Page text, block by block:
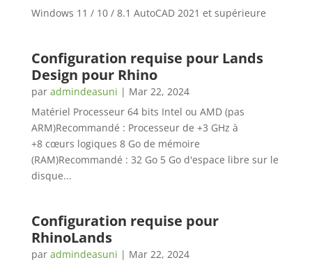
Windows 11 / 10 / 8.1 AutoCAD 2021 et supérieure
Configuration requise pour Lands
Design pour Rhino
par admindeasuni | Mar 22, 2024
Matériel Processeur 64 bits Intel ou AMD (pas
ARM)Recommandé : Processeur de +3 GHz à
+8 cœurs logiques 8 Go de mémoire
(RAM)Recommandé : 32 Go 5 Go d'espace libre sur le
disque...
Configuration requise pour
RhinoLands
par admindeasuni | Mar 22, 2024